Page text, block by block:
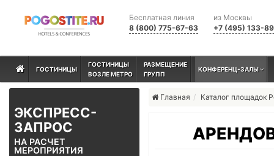
из Москвы
+7 (495) 133-
Бесплатная линия
8 (800) 775-67-63
ГОСТИНИЦЫ
ГОСТИНИЦЫ
ВОЗЛЕ МЕТРО
РАЗМЕЩЕНИЕ
ГРУПП
КОНФЕРЕНЦ-ЗАЛЫ
ЭКСПРЕСС-
ЗАПРОС
НА РАСЧЕТ
МЕРОПРИЯТИЯ
Главная Каталог площадок